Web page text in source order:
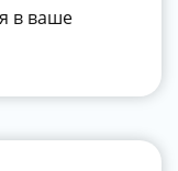
в ваше